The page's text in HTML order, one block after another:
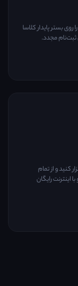
بستر پایدار کلاسا
ثبت‌نام مجدد.
کنید و از تمام
رایگان